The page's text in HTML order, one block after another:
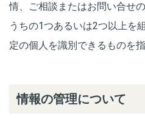
情、ご相談またはお問い合せ
うちの1つあるいは2つ以上を
定の個人を識別できるものを指
情報の管理について